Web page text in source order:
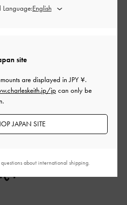
っと見る
並べ替え: 最新
site
are displayed inJPY ¥.
jpcan only be
JAPAN SITE
Language:
about international shipping.